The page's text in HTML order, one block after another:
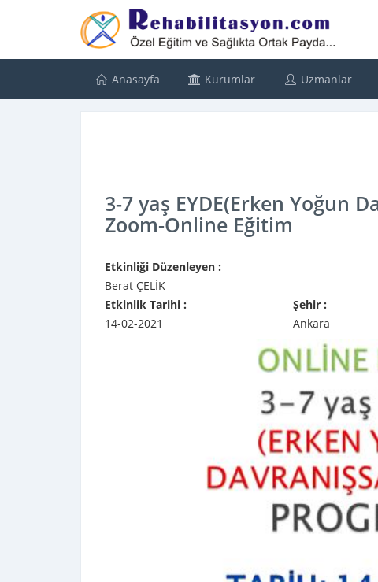
Anasayfa Kurumlar Uzmanlar
3-7 yaş EYDE(Erken Yoğun
Zoom-Online Eğitim
Etkinliği Düzenleyen :
Berat ÇELİK
Etkinlik Tarihi :
14-02-2021
Şehir :
Ankara